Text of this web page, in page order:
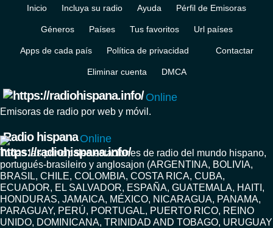
Inicio Incluya su radio Ayuda Pérfil de Emisoras
Géneros Países Tus favoritos Url países
Apps de cada país Política de privacidad Contactar
Eliminar cuenta DMCA
Online
Emisoras de radio por web y móvil.
Radio hispana Online
Todas las principales estaciones de radio del mundo hispano,
portugués-brasileiro y anglosajon (ARGENTINA, BOLIVIA,
BRASIL, CHILE, COLOMBIA, COSTA RICA, CUBA,
ECUADOR, EL SALVADOR, ESPAÑA, GUATEMALA, HAITI,
HONDURAS, JAMAICA, MÉXICO, NICARAGUA, PANAMA,
PARAGUAY, PERÚ, PORTUGAL, PUERTO RICO, REINO
UNIDO, DOMINICANA, TRINIDAD AND TOBAGO, URUGUAY